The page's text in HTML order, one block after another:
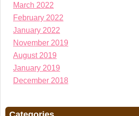
March 2022
February 2022
January 2022
November 2019
August 2019
January 2019
December 2018